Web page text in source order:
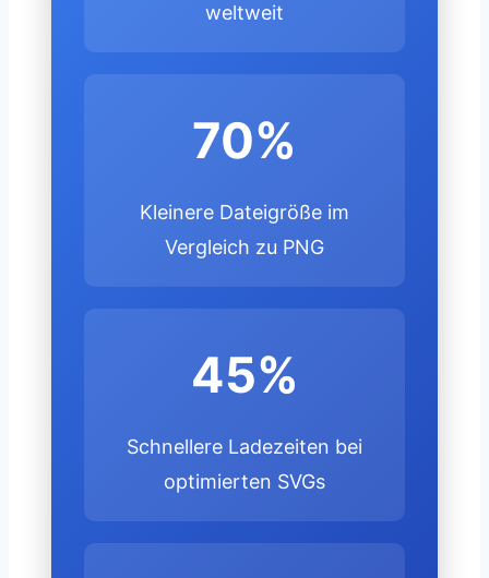
weltweit
70%
Kleinere Dateigröße im
Vergleich zu PNG
45%
Schnellere Ladezeiten bei
optimierten SVGs